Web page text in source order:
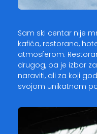
Sam ski centar nije
kafića, restorana,
atmosferom.
drugog, pa je izbor
naraviti, ali za koji
svojom unikatnom